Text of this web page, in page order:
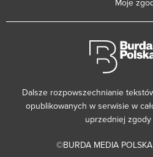
Moje
Dalsze rozpowszechnianie
opublikowanych w serwisie w
uprzedniej zgody
©BURDA MEDIA